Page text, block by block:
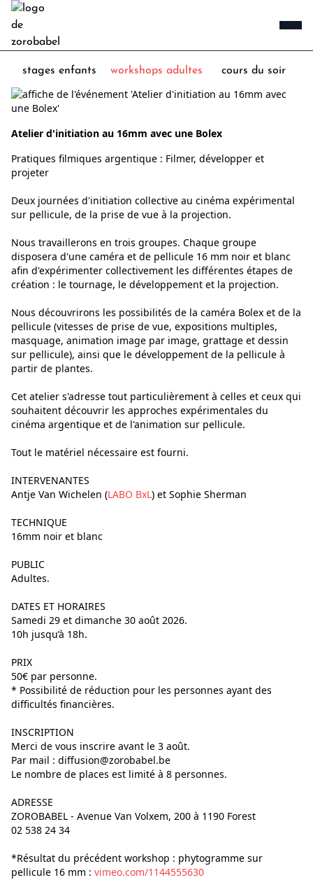
stages enfants workshops adultes cours du soir
Atelier d'initiation au 16mm avec une Bolex
Pratiques filmiques argentique : Filmer, développer et
projeter
Deux journées d'initiation collective au cinéma expérimental
sur pellicule, de la prise de vue à la projection.
Nous travaillerons en trois groupes. Chaque groupe
disposera d'une caméra et de pellicule 16 mm noir et blanc
afin d'expérimenter collectivement les différentes étapes de
création : le tournage, le développement et la projection.
Nous découvrirons les possibilités de la caméra Bolex et de la
pellicule (vitesses de prise de vue, expositions multiples,
masquage, animation image par image, grattage et dessin
sur pellicule), ainsi que le développement de la pellicule à
partir de plantes.
Cet atelier s'adresse tout particulièrement à celles et ceux qui
souhaitent découvrir les approches expérimentales du
cinéma argentique et de l'animation sur pellicule.
Tout le matériel nécessaire est fourni.
INTERVENANTES
Antje Van Wichelen (LABO BxL) et Sophie Sherman
TECHNIQUE
16mm noir et blanc
PUBLIC
Adultes.
DATES ET HORAIRES
Samedi 29 et dimanche 30 août 2026.
10h jusqu’à 18h.
PRIX
50€ par personne.
* Possibilité de réduction pour les personnes ayant des
difficultés financières.
INSCRIPTION
Merci de vous inscrire avant le 3 août.
Par mail : diffusion@zorobabel.be
Le nombre de places est limité à 8 personnes.
ADRESSE
ZOROBABEL - Avenue Van Volxem, 200 à 1190 Forest
02 538 24 34
*Résultat du précédent workshop : phytogramme sur
pellicule 16 mm : vimeo.com/1144555630